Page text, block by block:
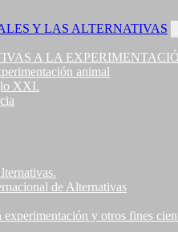
Y LAS ALTERNATIVAS
A LA
animal
XXI.
de Alternativas
experimentación y otros fines